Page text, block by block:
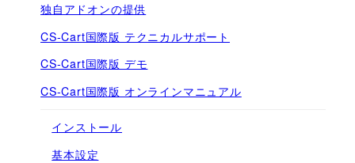
独自アドオンの提供
CS-Cart国際版 テクニカルサポート
CS-Cart国際版 デモ
CS-Cart国際版 オンラインマニュアル
インストール
基本設定